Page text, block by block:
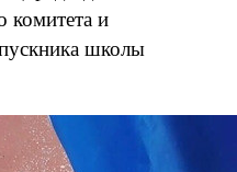
комитета и
школы